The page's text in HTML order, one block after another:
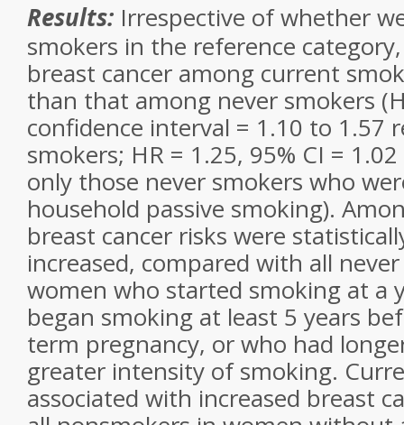
Results: Irrespective of whether
smokers in the reference
breast cancer among current
than that among never smokers
confidence interval = 1.10 to 1.57
smokers; HR = 1.25, 95% CI =
only those never smokers who
household passive smoking).
breast cancer risks were
increased, compared with all
women who started smoking at a
began smoking at least 5 years
term pregnancy, or who had
greater intensity of smoking.
associated with increased breast